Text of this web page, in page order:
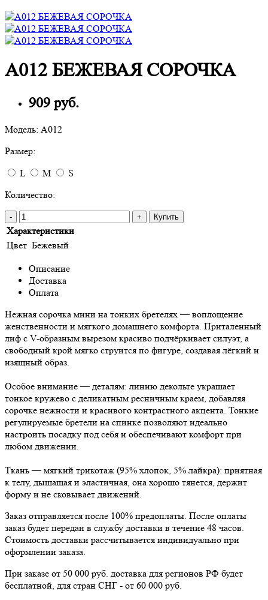
A012 БЕЖЕВАЯ СОРОЧКА
909 руб.
Модель: A012
Размер:
L
M
S
Количество:
- + Купить
Характеристики
Цвет Бежевый
Описание
Доставка
Оплата
Нежная сорочка мини на тонких бретелях — воплощение
женственности и мягкого домашнего комфорта. Приталенный
лиф с V-образным вырезом красиво подчёркивает силуэт, а
свободный крой мягко струится по фигуре, создавая лёгкий и
изящный образ.
Особое внимание — деталям: линию декольте украшает
тонкое кружево с деликатным ресничным краем, добавляя
сорочке нежности и красивого контрастного акцента. Тонкие
регулируемые бретели на спинке позволяют идеально
настроить посадку под себя и обеспечивают комфорт при
любом движении.
Ткань — мягкий трикотаж (95% хлопок, 5% лайкра): приятная
к телу, дышащая и эластичная, она хорошо тянется, держит
форму и не сковывает движений.
Заказ отправляется после 100% предоплаты. После оплаты
заказ будет передан в службу доставки в течение 48 часов.
Стоимость доставки рассчитывается индивидуально при
оформлении заказа.
При заказе от 50 000 руб. доставка для регионов РФ будет
бесплатной, для стран СНГ - от 60 000 руб.